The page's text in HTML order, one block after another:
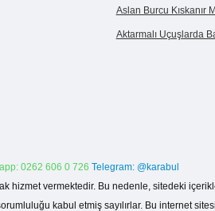
Aslan Burcu Kıskanır
Aktarmalı Uçuşlarda
0262 606 0 726 Telegram: @karabul
hizmet vermektedir. Bu nedenle, sitedeki
kabul etmiş sayılırlar. Bu internet